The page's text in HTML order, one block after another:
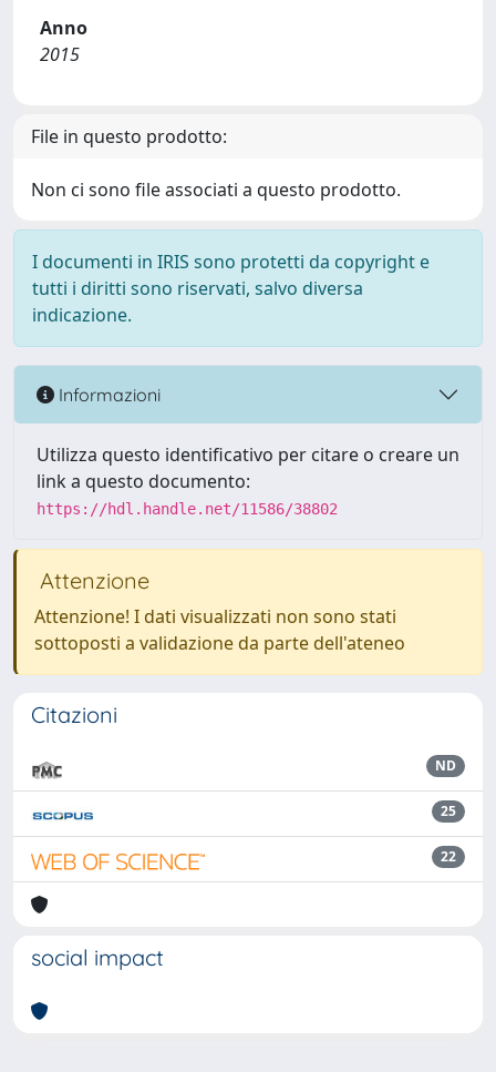
Anno
2015
File in questo prodotto:
Non ci sono file associati a questo prodotto.
I documenti in IRIS sono protetti da copyright e
tutti i diritti sono riservati, salvo diversa
indicazione.
Informazioni
Utilizza questo identificativo per citare o creare un
link a questo documento:
https://hdl.handle.net/11586/38802
Attenzione
Attenzione! I dati visualizzati non sono stati
sottoposti a validazione da parte dell'ateneo
Citazioni
ND
25
22
social impact